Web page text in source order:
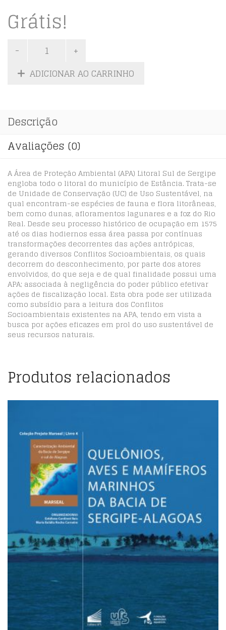
Grátis!
ADICIONAR AO CARRINHO
Descrição
Avaliações (0)
A Área de Proteção Ambiental (APA) Litoral Sul de Sergipe
engloba todo o litoral do município de Estância. Trata-se
de Unidade de Conservação (UC) de Uso Sustentável, na
qual encontram-se espécies de fauna e flora litorâneas,
bem como dunas, afloramentos lagunares e a foz do Rio
Real. Desde seu processo histórico de ocupação em 1575
até os dias hodiernos essa área passa por contínuas
transformações decorrentes das ações antrópicas,
gerando diversos Conflitos Socioambientais, os quais
decorrem do desconhecimento, por parte dos atores
envolvidos, do que seja e de qual finalidade possui uma
APA; associada à negligência do poder público efetivar
ações de fiscalização local. Esta obra pode ser utilizada
como subsídio para a leitura dos Conflitos
Socioambientais existentes na APA, tendo em vista a
busca por ações eficazes em prol do uso sustentável de
seus recursos naturais.
Produtos relacionados